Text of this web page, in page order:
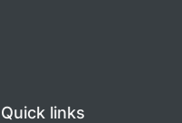
Quick links